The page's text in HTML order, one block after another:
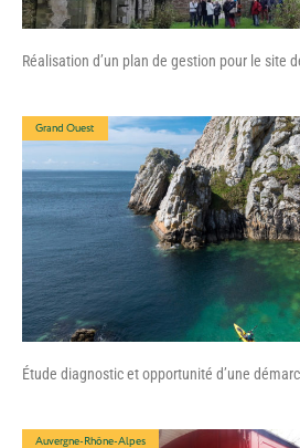
Réalisation d’un plan de gestion pour le site
Grand Ouest
Étude diagnostic et opportunité d’une
Auvergne-Rhône-Alpes